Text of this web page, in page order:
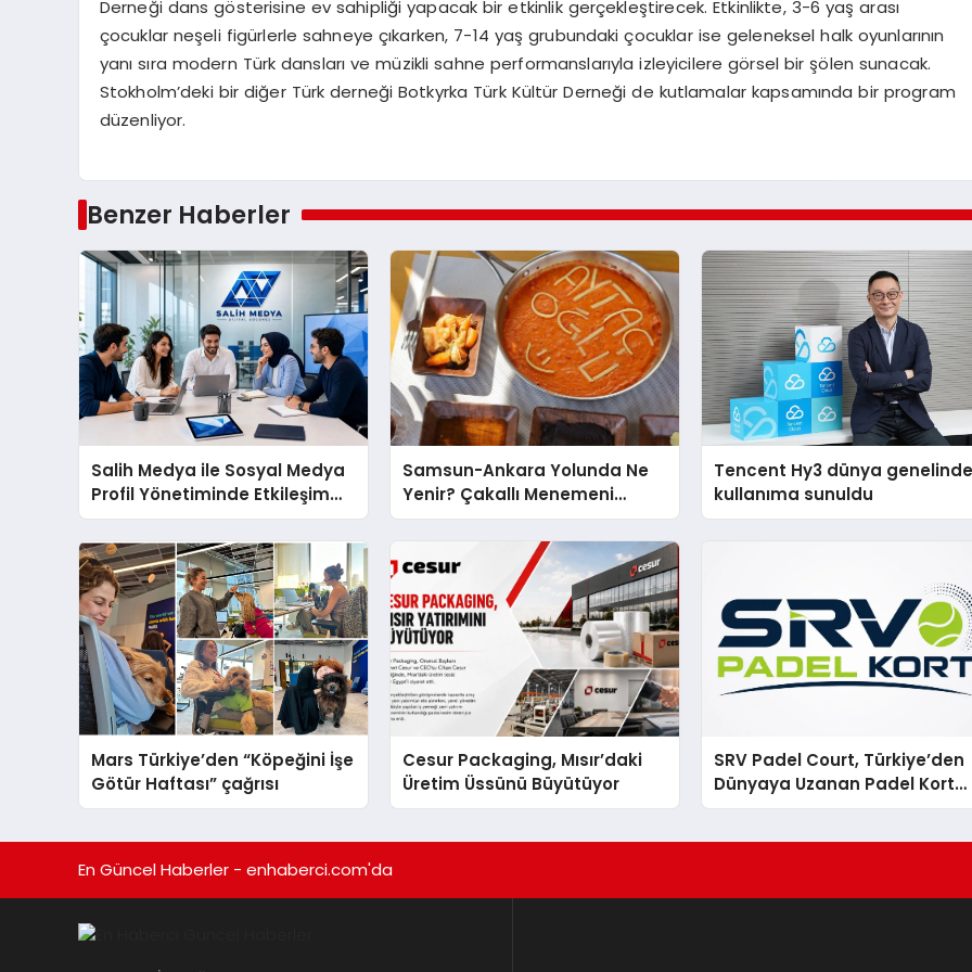
Derneği dans gösterisine ev sahipliği yapacak bir etkinlik gerçekleştirecek. Etkinlikte, 3-6 yaş arası
çocuklar neşeli figürlerle sahneye çıkarken, 7-14 yaş grubundaki çocuklar ise geleneksel halk oyunlarının
yanı sıra modern Türk dansları ve müzikli sahne performanslarıyla izleyicilere görsel bir şölen sunacak.
Stokholm’deki bir diğer Türk derneği Botkyrka Türk Kültür Derneği de kutlamalar kapsamında bir program
düzenliyor.
Benzer Haberler
Salih Medya ile Sosyal Medya
Profil Yönetiminde Etkileşim
Artırma Yöntemleri
Samsun-Ankara Yolunda Ne
Yenir? Çakallı Menemeni
Molası
Tencent Hy3 dünya
kullanıma sunuldu
Mars Türkiye’den “Köpeğini İşe
Götür Haftası” çağrısı
Cesur Packaging, Mısır’daki
Üretim Üssünü Büyütüyor
SRV Padel Court, Türkiye’den
Dünyaya Uzanan Padel Kort
Üretiminde Güvenin Adresi
En Güncel Haberler - enhaberci.com'da